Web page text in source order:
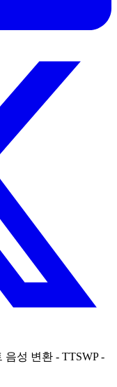
음성 변환 - TTSWP -